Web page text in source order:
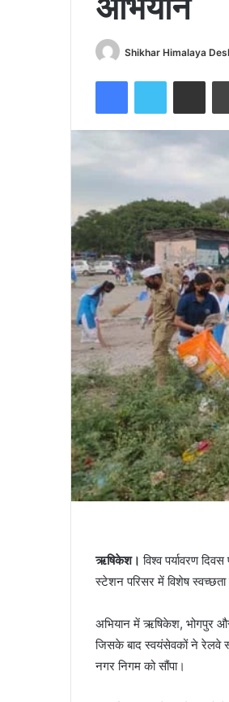
Shikhar Himalaya
FacebookTwitter Share via
ऋषिकेश। विश्व पर्यावरण
स्टेशन परिसर में विशेष स्वच्छता
अभियान में ऋषिकेश, भोगपुर
जिसके बाद स्वयंसेवकों ने रेलवे
नगर निगम को सौंपा।